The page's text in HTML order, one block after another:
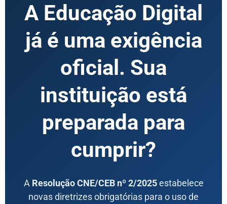
A Educação Digital
já é uma exigência
oficial. Sua
instituição está
preparada para
cumprir?
A Resolução CNE/CEB nº 2/2025estabelece
novas diretrizes obrigatórias para o uso de